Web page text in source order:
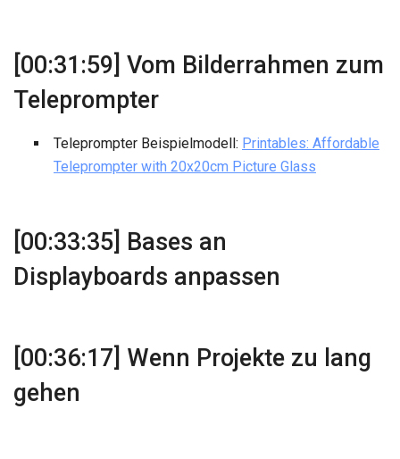
[00:31:59] Vom Bilderrahmen zum
Teleprompter
Teleprompter Beispielmodell: Printables: Affordable
Teleprompter with 20x20cm Picture Glass
[00:33:35] Bases an
Displayboards anpassen
[00:36:17] Wenn Projekte zu lang
gehen